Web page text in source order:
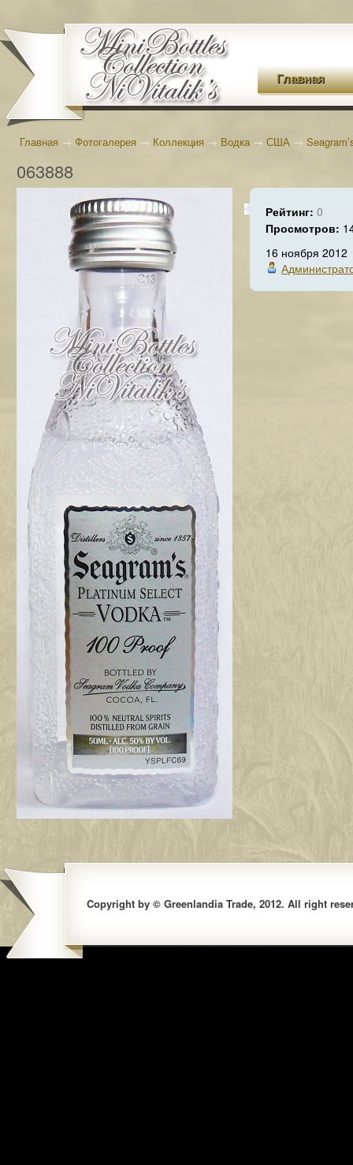
Главная
Главная → Фотогалерея → Коллекция → Водка→ США →
063888
Рейтинг: 0
Просмотров:
16 ноября 2012
Copyright by © Greenlandia Trade, 2012. All right